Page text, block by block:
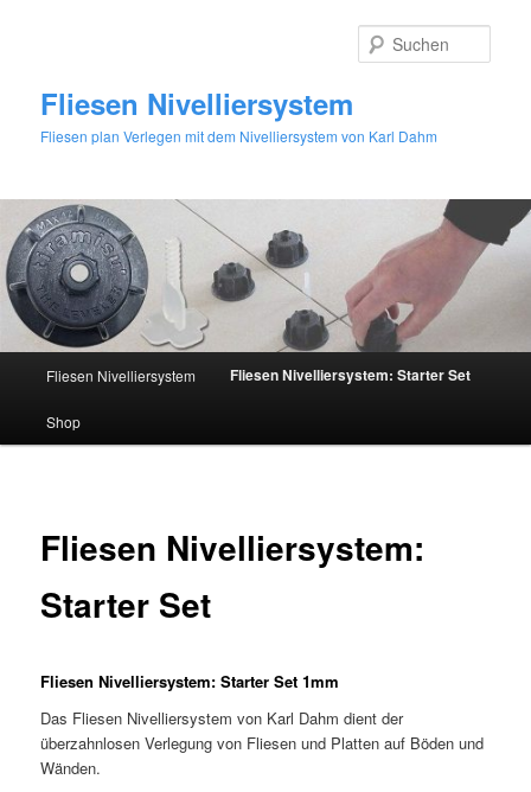
Fliesen Nivelliersystem
Fliesen plan Verlegen mit dem Nivelliersystem von Karl Dahm
Fliesen Nivelliersystem Fliesen Nivelliersystem: Starter Set
Shop
Fliesen Nivelliersystem:
Starter Set
Fliesen Nivelliersystem: Starter Set 1mm
Das Fliesen Nivelliersystem von Karl Dahm dient der
überzahnlosen Verlegung von Fliesen und Platten auf Böden und
Wänden.